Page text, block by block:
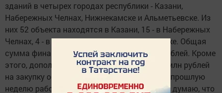
зданий в четырех городах республики - Казани,
Набережных Челнах, Нижнекамске и Альметьевске. Из
них 52 объекта находятся в Казани, 15 - в Набережных
Челнах, 4 - в Альметьевске, 3 - в Нижнекамске. Общая
сумма финансирования - 3 млрд 483 млн рублей. Кроме
этого, дополнительно выделено почти 506 млн рублей
на закупку оборудования. По состоянию на прошлую
неделю работы завершены на 7 объектах. Я думаю, что